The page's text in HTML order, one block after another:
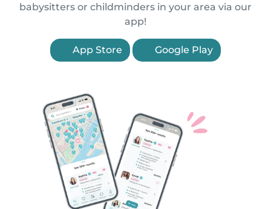
babysitters or childminders in your area via our
app!
App Store Google Play